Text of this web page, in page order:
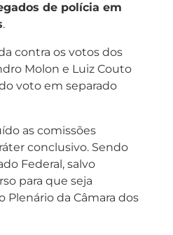
de polícia em
.
contra os votos dos
Molon e Luiz Couto
voto em separado
as comissões
conclusivo. Sendo
Federal, salvo
para que seja
Plenário da Câmara dos